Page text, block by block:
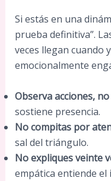
Si estás en una
prueba definitiva”.
veces llegan cuando
emocionalmente
Observa acciones,
sostiene presencia.
No compitas por
sal del triángulo.
No expliques veinte
empática entiende el